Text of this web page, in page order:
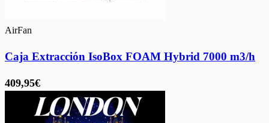
AirFan
Caja Extracción IsoBox FOAM Hybrid 7000 m3/h
409,95€